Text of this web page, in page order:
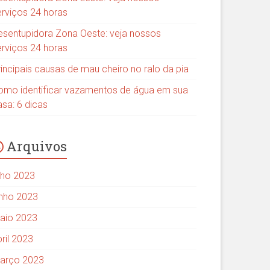
24 horas
Zona Oeste: veja nossos
24 horas
causas de mau cheiro no ralo da pia
identificar vazamentos de água em sua
6 dicas
Arquivos
2023
2023
2023
2023
2023